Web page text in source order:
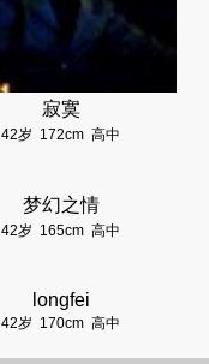
寂寞
42岁 172cm 高中
梦幻之情
42岁 165cm 高中
longfei
42岁 170cm 高中